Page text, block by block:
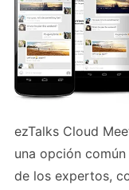
ezTalks Cloud
una opción
de los expertos,